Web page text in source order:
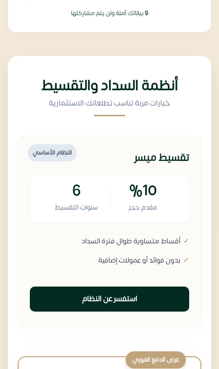
🔒 بياناتك آمنة ولن يتم مشاركتها
أنظمة السداد والتقسيط
خيارات مرنة تناسب تطلعاتك الاستثمارية
النظام الأساسي تقسيط ميسر
%10
مقدم حجز
6
سنوات التقسيط
أقساط متساوية طوال فترة السداد
بدون فوائد أو عمولات إضافية
استفسر عن النظام
عرض الدفع الفوري